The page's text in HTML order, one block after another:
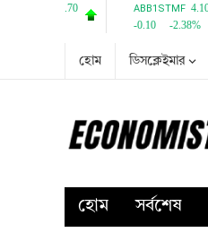
হোম ডিসক্লেইমার
হোম সর্বশেষ